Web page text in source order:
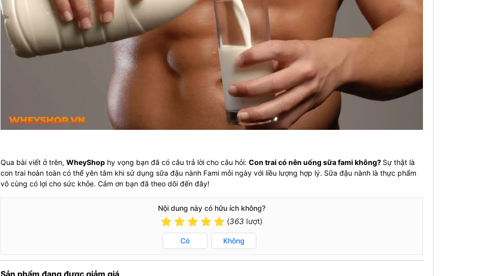
Qua bài viết ở trên, WheyShophy vọng bạn đã có câu trả lời cho câu hỏi: Con trai có nên uống sữa fami không? Sự thật là
con trai hoàn toàn có thể yên tâm khi sử dụng sữa đậu nành Fami mỗi ngày với liều lượng hợp lý. Sữa đậu nành là thực phẩm
vô cùng có lợi cho sức khỏe. Cảm ơn bạn đã theo dõi đến đây!
Nội dung này có hữu ích không?
(363 lượt)
Có Không
Sản phẩm đang được giảm giá